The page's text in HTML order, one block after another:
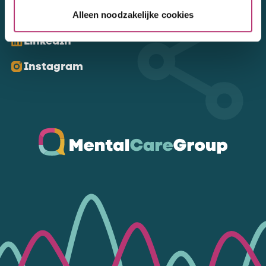
Alleen noodzakelijke cookies
Kom ons volgen
LinkedIn
Instagram